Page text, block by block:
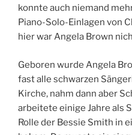
konnte auch niemand
Piano-Solo-Einlagen von
hier war Angela Brown
Geboren wurde Angela
fast alle schwarzen
Kirche, nahm dann aber
arbeitete einige Jahre als
Rolle der Bessie Smith in